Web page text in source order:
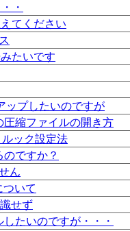
・
てください
たいです
ップしたいのですが
縮ファイルの開き方
ルック設定法
ですか？
ん
いて
せず
たいのですが・・・